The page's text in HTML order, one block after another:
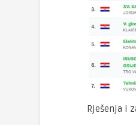
Rješenja i